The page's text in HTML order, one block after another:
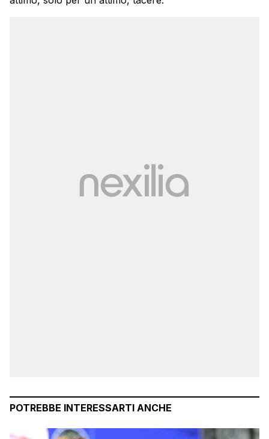
POTREBBE INTERESSARTI ANCHE